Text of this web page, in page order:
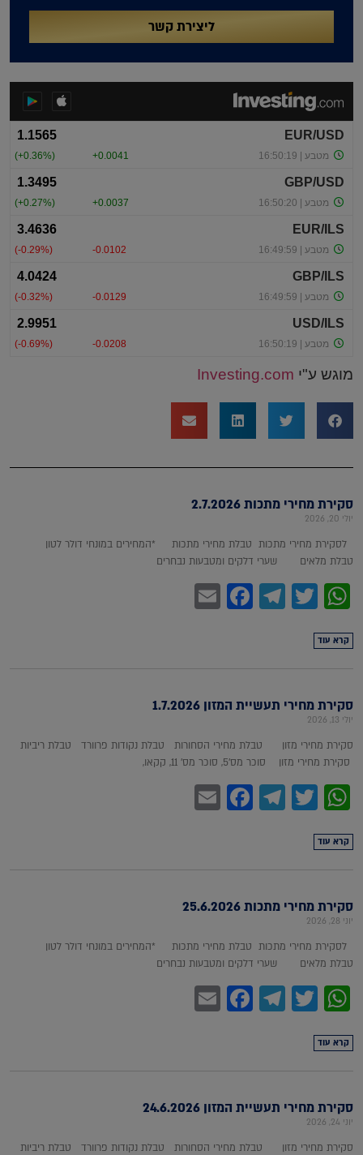
ליצירת קשר
מוגש ע"י Investing.com
סקירת מחירי מתכות 2.7.2026
יולי 20, 2026
לסקירת מחירי מתכות טבלת מחירי מתכות *המחירים במונחי דולר לטון
טבלת מלאים שערי דלקים ומטבעות נבחרים
WhatsApp
Twitter
Telegram
Facebook
קרא עוד
סקירת מחירי תעשיית המזון 1.7.2026
יולי 13, 2026
סקירת מחירי מזון טבלת מחירי הסחורות טבלת נקודות פרוורד טבלת ריביות
סקירת מחירי מזון סוכר מס'5, סוכר מס' 11, קקאו,
WhatsApp
Twitter
Telegram
Facebook
קרא עוד
סקירת מחירי מתכות 25.6.2026
יוני 28, 2026
לסקירת מחירי מתכות טבלת מחירי מתכות *המחירים במונחי דולר לטון
טבלת מלאים שערי דלקים ומטבעות נבחרים
WhatsApp
Twitter
Telegram
Facebook
קרא עוד
סקירת מחירי תעשיית המזון 24.6.2026
יוני 24, 2026
סקירת מחירי מזון טבלת מחירי הסחורות טבלת נקודות פרוורד טבלת ריביות